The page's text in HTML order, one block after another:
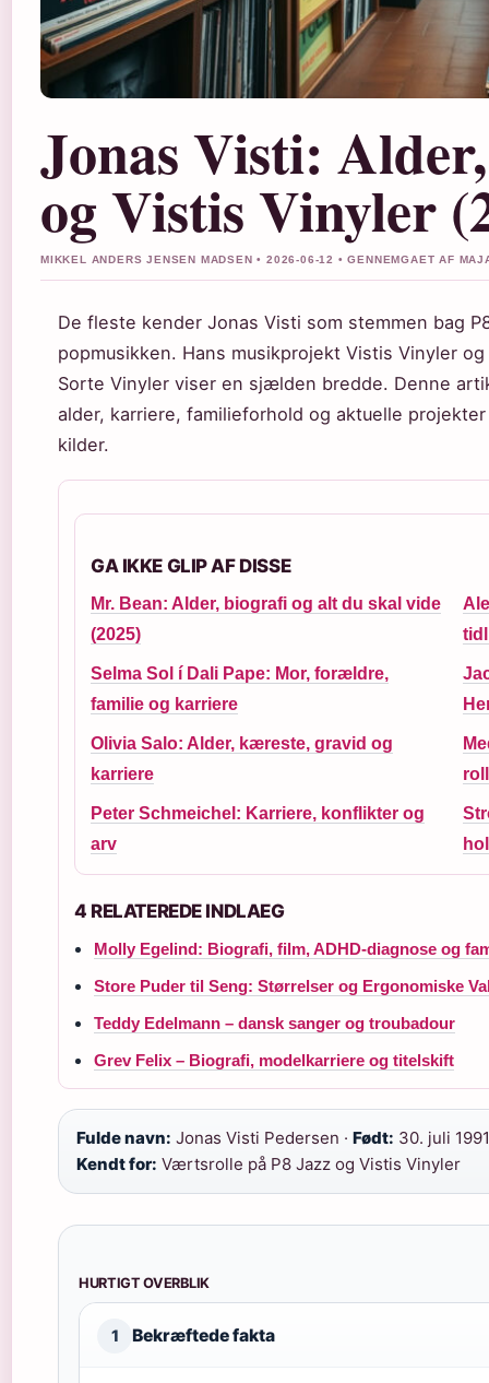
Jonas Visti:
og Vistis Vinyler
MIKKEL ANDERS JENSEN MADSEN • 2026-06-12 • GENNEMGAET AF
De fleste kender Jonas Visti som stemmen bag
popmusikken. Hans musikprojekt Vistis Vinyler
Sorte Vinyler viser en sjælden bredde. Denne
alder, karriere, familieforhold og aktuelle
kilder.
GA IKKE GLIP AF DISSE
Mr. Bean: Alder, biografi og alt du skal vide
(2025)
Selma Sol í Dali Pape: Mor, forældre,
familie og karriere
Olivia Salo: Alder, kæreste, gravid og
karriere
Peter Schmeichel: Karriere, konflikter og
arv
4 RELATEREDE INDLAEG
Molly Egelind: Biografi, film, ADHD-diagnose og
Store Puder til Seng: Størrelser og Ergonomiske
Teddy Edelmann – dansk sanger og troubadour
Grev Felix – Biografi, modelkarriere og titelskift
Fulde navn: Jonas Visti Pedersen · Født: 30. juli
Kendt for: Værtsrolle på P8 Jazz og Vistis Vinyler
HURTIGT OVERBLIK
1 Bekræftede fakta